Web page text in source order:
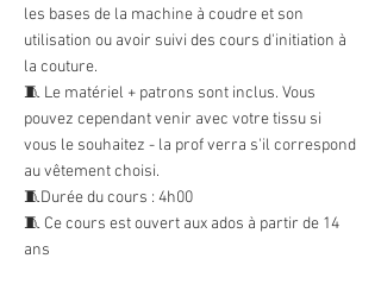
les bases de la machine à coudre et son
utilisation ou avoir suivi des cours d'initiation à
la couture.
🧵 Le matériel + patrons sont inclus. Vous
pouvez cependant venir avec votre tissu si
vous le souhaitez - la prof verra s'il correspond
au vêtement choisi.
🧵Durée du cours : 4h00
🧵 Ce cours est ouvert aux ados à partir de 14